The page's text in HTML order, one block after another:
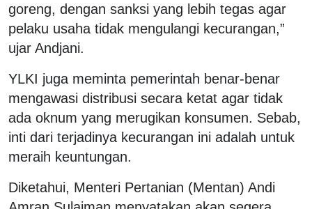
goreng, dengan sanksi yang lebih tegas agar
pelaku usaha tidak mengulangi kecurangan,”
ujar Andjani.
YLKI juga meminta pemerintah benar-benar
mengawasi distribusi secara ketat agar tidak
ada oknum yang merugikan konsumen. Sebab,
inti dari terjadinya kecurangan ini adalah untuk
meraih keuntungan.
Diketahui, Menteri Pertanian (Mentan) Andi